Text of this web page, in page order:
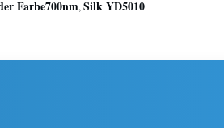
Farbe700nm,Silk YD5010